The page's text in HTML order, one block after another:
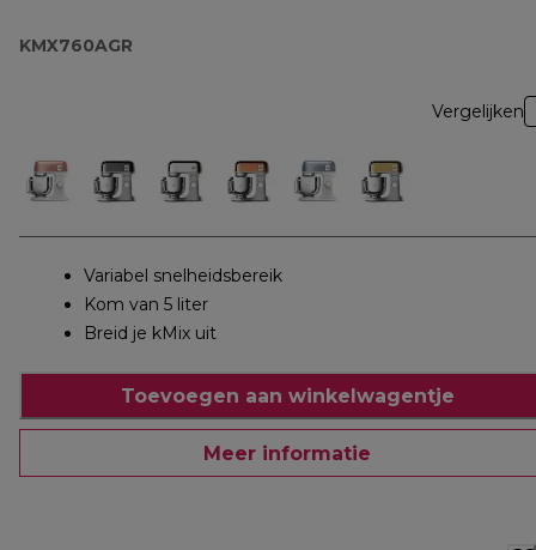
KMX760AGR
Vergelijken
Variabel snelheidsbereik
Kom van 5 liter
Breid je kMix uit
Toevoegen aan winkelwagentje
Meer informatie